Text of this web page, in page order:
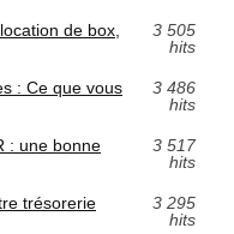
de box,
3 505
hits
: Ce que vous
3 486
hits
: une bonne
3 517
hits
trésorerie
3 295
hits